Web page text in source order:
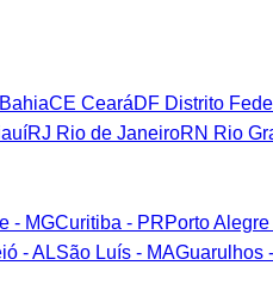
CE CearáDF Distrito
RJ Rio de JaneiroRN Rio
- MGCuritiba - PRPorto
- ALSão Luís - MAGuarulhos